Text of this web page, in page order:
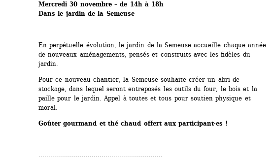
Mercredi 30 novembre – de 14h à 18h
Dans le jardin de la Semeuse
En perpétuelle évolution, le jardin de la Semeuse accueille chaque année
de nouveaux aménagements, pensés et construits avec les fidèles du
jardin.
Pour ce nouveau chantier, la Semeuse souhaite créer un abri de
stockage, dans lequel seront entreposés les outils du four, le bois et la
paille pour le jardin. Appel à toutes et tous pour soutien physique et
moral.
Goûter gourmand et thé chaud offert aux participant·es !
...............................................................